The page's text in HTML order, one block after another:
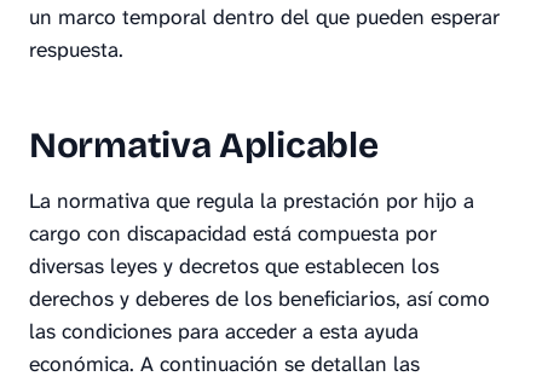
un marco temporal dentro del que pueden esperar
respuesta.
Normativa Aplicable
La normativa que regula la prestación por hijo a
cargo con discapacidad está compuesta por
diversas leyes y decretos que establecen los
derechos y deberes de los beneficiarios, así como
las condiciones para acceder a esta ayuda
económica. A continuación se detallan las